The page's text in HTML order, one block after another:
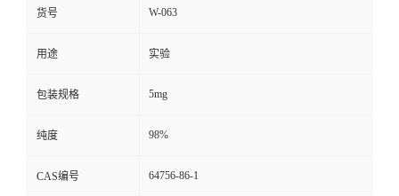
货号 W-063
用途 实验
包装规格 5mg
纯度 98%
CAS编号 64756-86-1